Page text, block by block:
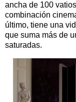
ancha de 100
combinación
último, tiene una
que suma más de
saturadas.